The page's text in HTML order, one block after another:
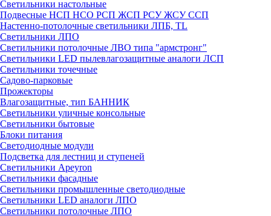
Светильники настольные
Подвесные НСП НСО РСП ЖСП РСУ ЖСУ ССП
Настенно-потолочные светильники ЛПБ, TL
Светильники ЛПО
Светильники потолочные ЛВО типа "армстронг"
Светильники LED пылевлагозащитные аналоги ЛСП
Светильники точечные
Садово-парковые
Прожекторы
Влагозащитные, тип БАННИК
Светильники уличные консольные
Светильники бытовые
Блоки питания
Светодиодные модули
Подсветка для лестниц и ступеней
Светильники Apeyron
Светильники фасадные
Светильники промышленные светодиодные
Светильники LED аналоги ЛПО
Светильники потолочные ЛПО